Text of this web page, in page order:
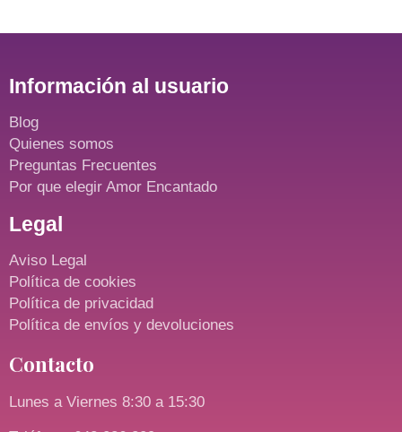
Información al usuario
Blog
Quienes somos
Preguntas Frecuentes
Por que elegir Amor Encantado
Legal
Aviso Legal
Política de cookies
Política de privacidad
Política de envíos y devoluciones
Contacto
Lunes a Viernes 8:30 a 15:30